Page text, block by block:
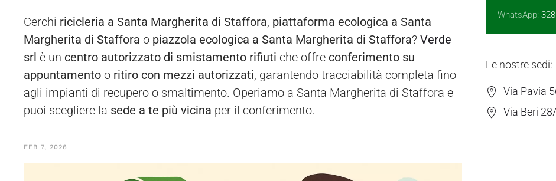
Cerchi ricicleria a Santa Margherita di Staffora, piattaforma ecologica a Santa
Margherita di Staffora o piazzola ecologica a Santa Margherita di Staffora? Verde
srl è un centro autorizzato di smistamento rifiuti che offre conferimento su
appuntamento o ritiro con mezzi autorizzati, garantendo tracciabilità completa fino
agli impianti di recupero o smaltimento. Operiamo a Santa Margherita di Staffora e
puoi scegliere la sede a te più vicina per il conferimento.
FEB 7, 2026
WhatsApp:
Le nostre sedi:
Via Pavia
Via Beri